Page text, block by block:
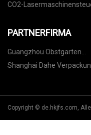
CO2-
PARTNERFIRMA
Guangzhou Obstgarten
Aromatherapie & Haut Pflege
Shanghai Dahe Verpackung
Copyright © de.hkjfs.com,